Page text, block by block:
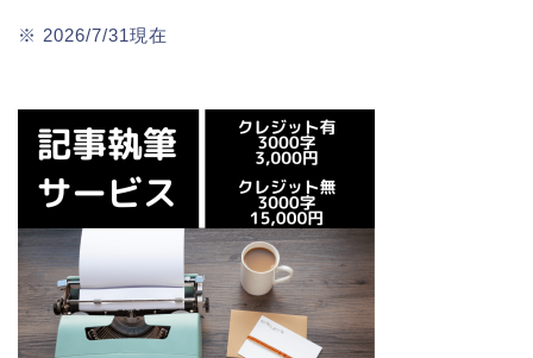
※ 2026/7/31現在